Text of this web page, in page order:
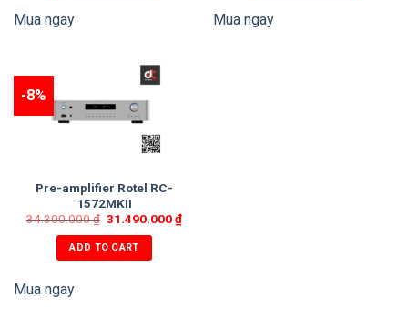
Mua ngay Mua ngay
-8%
Pre-amplifier Rotel RC-
1572MKII
34.300.000₫ 31.490.000₫
ADD TO CART
Mua ngay